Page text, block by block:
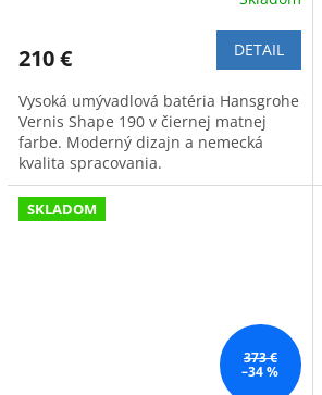
210 € DETAIL
Vysoká umývadlová batéria Hansgrohe
Vernis Shape 190 v čiernej matnej
farbe. Moderný dizajn a nemecká
kvalita spracovania.
SKLADOM
373 €
–34 %